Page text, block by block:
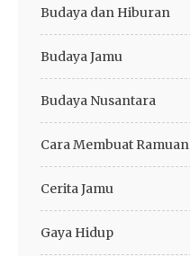
Budaya dan Hiburan
Budaya Jamu
Budaya Nusantara
Cara Membuat Ramuan
Cerita Jamu
Gaya Hidup